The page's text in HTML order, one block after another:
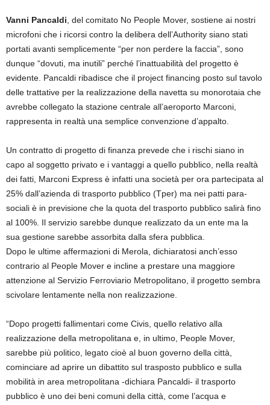
Vanni Pancaldi , del comitato No People Mover, sostiene ai nostri
microfoni che i ricorsi contro la delibera dell’Authority siano stati
portati avanti semplicemente “per non perdere la faccia”, sono
dunque “dovuti, ma inutili” perché l’inattuabilità del progetto è
evidente. Pancaldi ribadisce che il project financing posto sul tavolo
delle trattative per la realizzazione della navetta su monorotaia che
avrebbe collegato la stazione centrale all’aeroporto Marconi,
rappresenta in realtà una semplice convenzione d’appalto.
Un contratto di progetto di finanza prevede che i rischi siano in
capo al soggetto privato e i vantaggi a quello pubblico, nella realtà
dei fatti, Marconi Express è infatti una società per ora partecipata al
25% dall’azienda di trasporto pubblico (Tper) ma nei patti para-
sociali è in previsione che la quota del trasporto pubblico salirà fino
al 100%. Il servizio sarebbe dunque realizzato da un ente ma la
sua gestione sarebbe assorbita dalla sfera pubblica.
Dopo le ultime affermazioni di Merola, dichiaratosi anch’esso
contrario al People Mover e incline a prestare una maggiore
attenzione al Servizio Ferroviario Metropolitano, il progetto sembra
scivolare lentamente nella non realizzazione.
“Dopo progetti fallimentari come Civis, quello relativo alla
realizzazione della metropolitana e, in ultimo, People Mover,
sarebbe più politico, legato cioè al buon governo della città,
cominciare ad aprire un dibattito sul trasposto pubblico e sulla
mobilità in area metropolitana -dichiara Pancaldi- il trasporto
pubblico è uno dei beni comuni della città, come l’acqua e